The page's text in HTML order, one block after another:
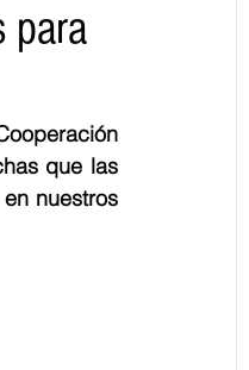
para
que las
nuestros